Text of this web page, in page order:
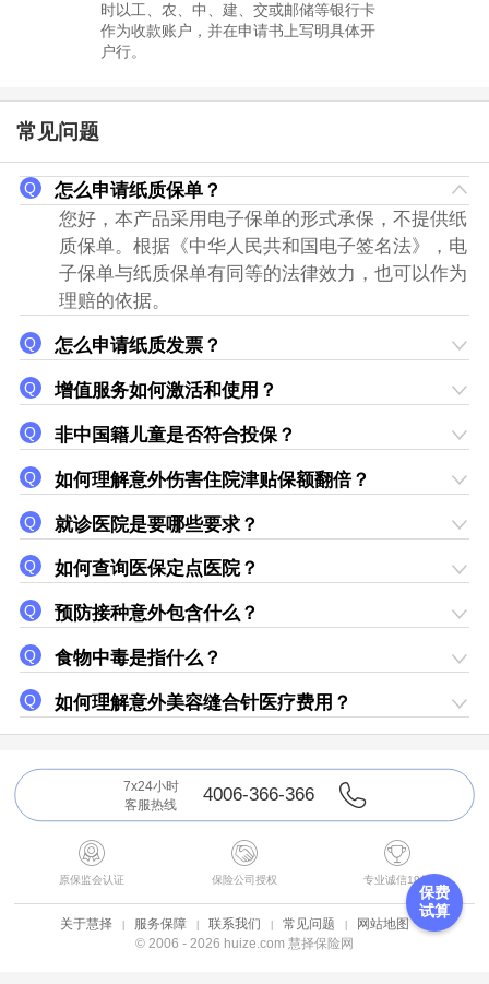
时以工、农、中、建、交或邮储等银行卡
作为收款账户，并在申请书上写明具体开
户行。
常见问题
怎么申请纸质保单？
您好，本产品采用电子保单的形式承保，不提供纸
质保单。根据《中华人民共和国电子签名法》，电
子保单与纸质保单有同等的法律效力，也可以作为
理赔的依据。
怎么申请纸质发票？
增值服务如何激活和使用？
非中国籍儿童是否符合投保？
如何理解意外伤害住院津贴保额翻倍？
就诊医院是要哪些要求？
如何查询医保定点医院？
预防接种意外包含什么？
食物中毒是指什么？
如何理解意外美容缝合针医疗费用？
7x24小时
客服热线
4006-366-366

原保监会认证

保险公司授权

专业诚信19年
关于慧择 服务保障 联系我们 常见问题 网站地图
© 2006 - 2026 huize.com 慧择保险网
保费
试算